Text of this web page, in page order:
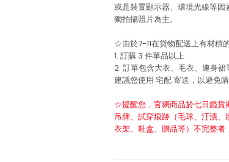
或是裝置顯示器、環境光線等
獨拍攝照片為主。
☆由於7-11在貨物配送上有材積
1. 訂購 3 件單品以上
2. 訂單包含大衣、毛衣、連身裙
建議您使用 宅配寄送，以避免購
☆提醒您，官網商品於七日鑑賞
吊牌、試穿痕跡（毛球、汙漬、
衣架、鞋盒、贈品等）不完整者